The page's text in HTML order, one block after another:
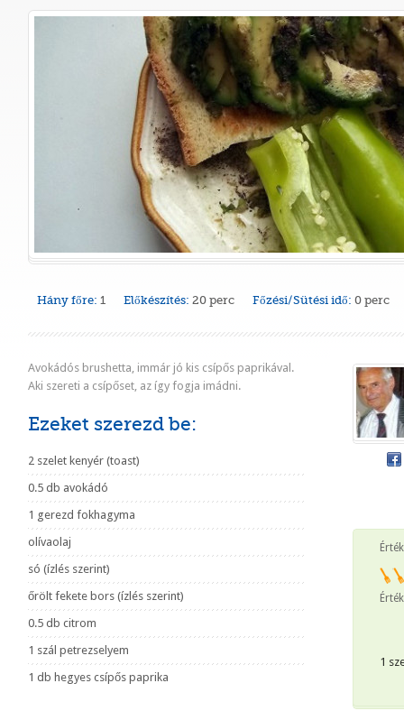
Hány főre: 1 Előkészítés: 20 perc Főzési/Sütési idő: 0 perc
Avokádós brushetta, immár jó kis csípős paprikával.
Aki szereti a csípőset, az így fogja imádni.
Ezeket szerezd be:
2 szelet kenyér (toast)
0.5 db avokádó
1 gerezd fokhagyma
olívaolaj
só (ízlés szerint)
őrölt fekete bors (ízlés szerint)
0.5 db citrom
1 szál petrezselyem
1 db hegyes csípős paprika
1